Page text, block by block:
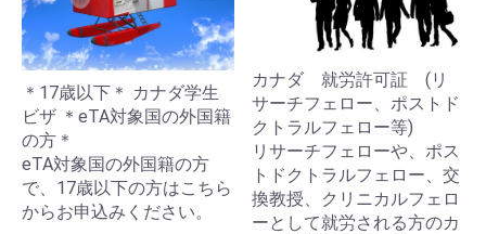
＊17歳以下＊ カナダ学生
ビザ ＊eTA対象国の外国籍
の方＊
eTA対象国の外国籍の方
で、17歳以下の方はこちら
からお申込みください。
カナダ 就労許可証 (リ
サーチフェロー、ポストド
クトラルフェロー等)
リサーチフェローや、ポス
トドクトラルフェロー、交
換教授、クリニカルフェロ
ーとして就労される方のカ